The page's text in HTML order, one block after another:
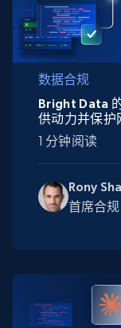
数据合规
Rony
首席合
Bright Data
供动力并保护
1 分钟阅读